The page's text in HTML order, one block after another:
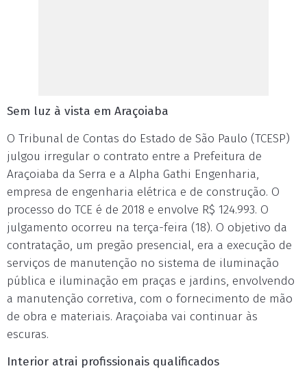
Sem luz à vista em Araçoiaba
O Tribunal de Contas do Estado de São Paulo (TCESP)
julgou irregular o contrato entre a Prefeitura de
Araçoiaba da Serra e a Alpha Gathi Engenharia,
empresa de engenharia elétrica e de construção. O
processo do TCE é de 2018 e envolve R$ 124.993. O
julgamento ocorreu na terça-feira (18). O objetivo da
contratação, um pregão presencial, era a execução de
serviços de manutenção no sistema de iluminação
pública e iluminação em praças e jardins, envolvendo
a manutenção corretiva, com o fornecimento de mão
de obra e materiais. Araçoiaba vai continuar às
escuras.
Interior atrai profissionais qualificados